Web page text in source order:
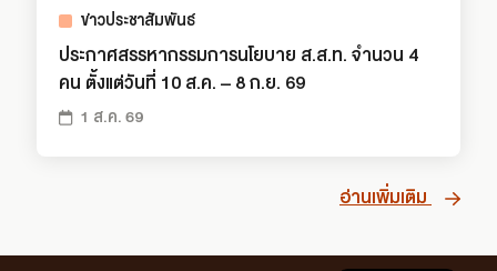
ข่าวประชาสัมพันธ์
ประกาศสรรหากรรมการนโยบาย ส.ส.ท. จำนวน 4
คน ตั้งแต่วันที่ 10 ส.ค. – 8 ก.ย. 69
1 ส.ค. 69
อ่านเพิ่มเติม